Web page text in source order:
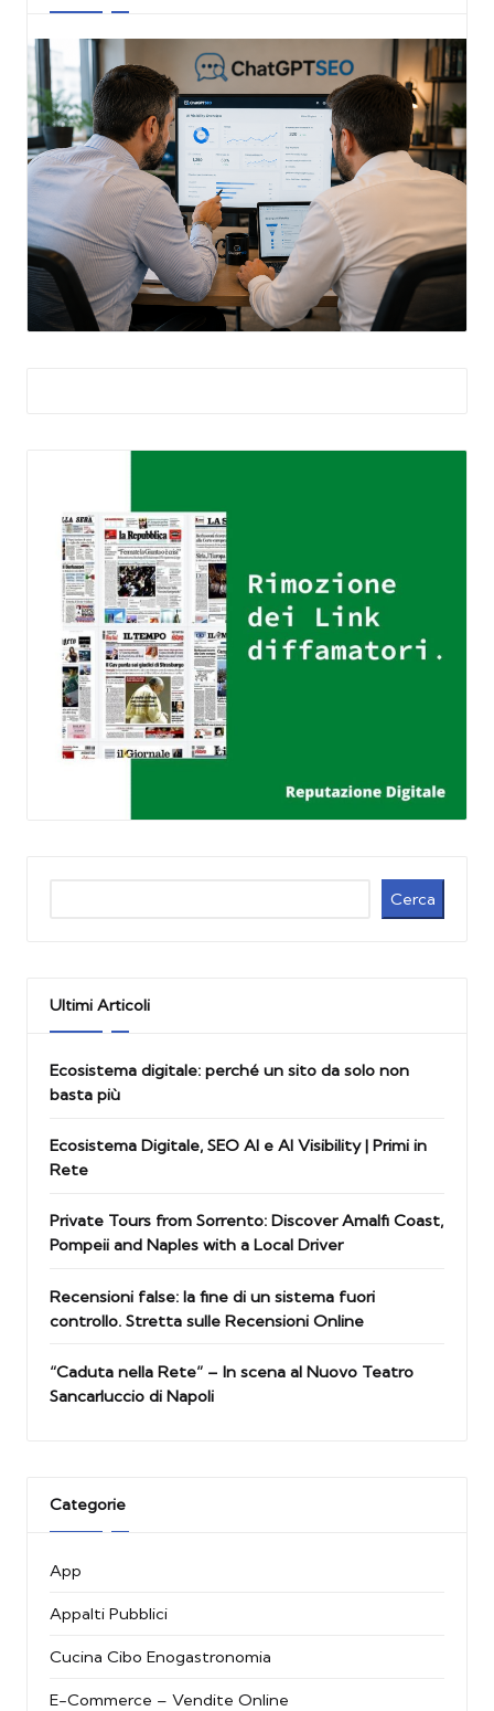
Cerca
Ultimi Articoli
Ecosistema digitale: perché un sito da solo non
basta più
Ecosistema Digitale, SEO AI e AI Visibility | Primi in
Rete
Private Tours from Sorrento: Discover Amalfi Coast,
Pompeii and Naples with a Local Driver
Recensioni false: la fine di un sistema fuori
controllo. Stretta sulle Recensioni Online
“Caduta nella Rete” – In scena al Nuovo Teatro
Sancarluccio di Napoli
Categorie
App
Appalti Pubblici
Cucina Cibo Enogastronomia
E-Commerce – Vendite Online